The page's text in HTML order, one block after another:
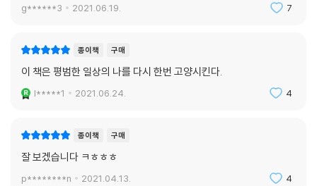
g******3 2021.06.19. 7
종이책 구매
이 책은 평범한 일상의 나를 다시 한번 고양시킨다.
l*****1 2021.06.24. 4
종이책 구매
잘 보겠습니다 ㅋㅎㅎㅎ
p********n 2021.04.13. 4